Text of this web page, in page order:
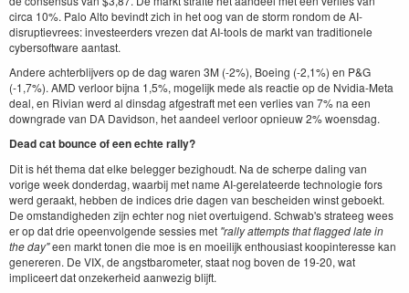
circa 10%. Palo Alto bevindt zich in het oog van de storm rondom de AI-
disruptievrees: investeerders vrezen dat AI-tools de markt van traditionele
cybersoftware aantast.
Andere achterblijvers op de dag waren 3M (-2%), Boeing (-2,1%) en P&G
(-1,7%). AMD verloor bijna 1,5%, mogelijk mede als reactie op de Nvidia-Meta
deal, en Rivian werd al dinsdag afgestraft met een verlies van 7% na een
downgrade van DA Davidson, het aandeel verloor opnieuw 2% woensdag.
Dead cat bounce of een echte rally?
Dit is hét thema dat elke belegger bezighoudt. Na de scherpe daling van
vorige week donderdag, waarbij met name AI-gerelateerde technologie fors
werd geraakt, hebben de indices drie dagen van bescheiden winst geboekt.
De omstandigheden zijn echter nog niet overtuigend. Schwab's strateeg wees
er op dat drie opeenvolgende sessies met "rally attempts that flagged late in
the day"een markt tonen die moe is en moeilijk enthousiast koopinteresse kan
genereren. De VIX, de angstbarometer, staat nog boven de 19-20, wat
impliceert dat onzekerheid aanwezig blijft.